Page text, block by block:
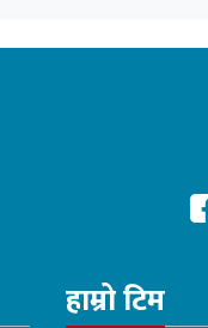
हाम्रो टिम